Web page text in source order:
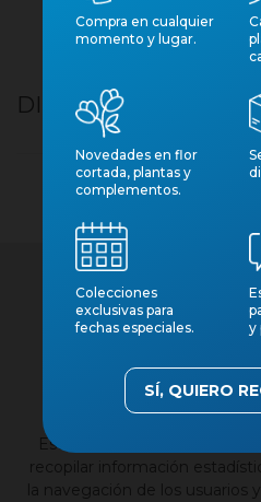
DISCHIDIA
Aviso
Política de
Esta página web utiliza
recopilar información
la navegación de los usuarios
Compra en cualquier
momento y lugar.
Novedades en flor
cortada, plantas y
complementos.
Colecciones
exclusivas para
fechas especiales.
y
SÍ, QUIERO